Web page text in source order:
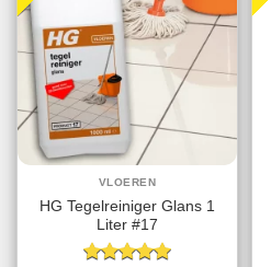
VLOEREN
HG Tegelreiniger Glans 1
Liter #17